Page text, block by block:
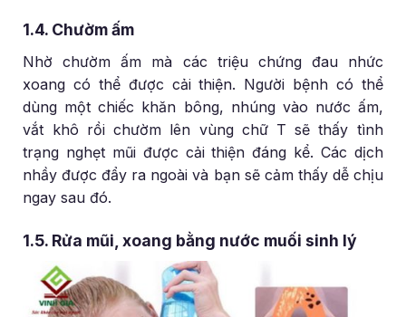
1.4. Chườm ấm
Nhờ chườm ấm mà các triệu chứng đau nhức
xoang có thể được cải thiện. Người bệnh có thể
dùng một chiếc khăn bông, nhúng vào nước ấm,
vắt khô rồi chườm lên vùng chữ T sẽ thấy tình
trạng nghẹt mũi được cải thiện đáng kể. Các dịch
nhầy được đẩy ra ngoài và bạn sẽ cảm thấy dễ chịu
ngay sau đó.
1.5. Rửa mũi, xoang bằng nước muối sinh lý